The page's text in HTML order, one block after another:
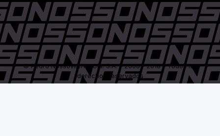
© Pedro Nossovitch y Cía. S.A. - 2006 / 2018 - Todos los
derechos reservados